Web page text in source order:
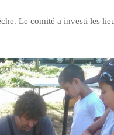
Le comité a investi les